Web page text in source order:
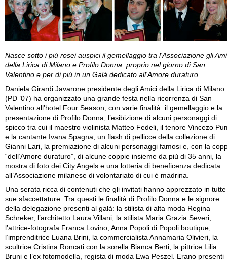
Nasce sotto i più rosei auspici il gemellaggio tra l'Associazione gli
della Lirica di Milano e Profilo Donna, proprio nel giorno di San
Valentino e per di più in un Galà dedicato all'Amore duraturo.
Daniela Girardi Javarone presidente degli Amici della Lirica di Milano
(PD ’07) ha organizzato una grande festa nella ricorrenza di San
Valentino all’hotel Four Season, con varie finalità: il gemellaggio e la
presentazione di Profilo Donna, l’esibizione di alcuni personaggi di
spicco tra cui il maestro violinista Matteo Fedeli, il tenore Vincezo
e la cantante Ivana Spagna, un flash di pellicce della collezione di
Gianni Lari, la premiazione di alcuni personaggi famosi e, con la
“dell’Amore duraturo”, di alcune coppie insieme da più di 35 anni, la
mostra di foto dei City Angels e una lotteria di beneficenza dedicata
all’Associazione milanese di volontariato di cui è madrina.
Una serata ricca di contenuti che gli invitati hanno apprezzato in
sue sfaccettature. Tra questi le finalità di Profilo Donna e le signore
della delegazione presenti al galà: la stilista di alta moda Regina
Schreker, l’architetto Laura Villani, la stilista Maria Grazia Severi,
l’attrice-fotografa Franca Lovino, Anna Popoli di Popoli boutique,
l’imprenditrice Luana Brini, la commercialista Annamaria Olivieri, la
scultrice Cristina Roncati con la sorella Bianca Berti, la pittrice Lilia
Bruni e l’ex fotomodella, regista di moda Ewa Peszel. Erano presenti